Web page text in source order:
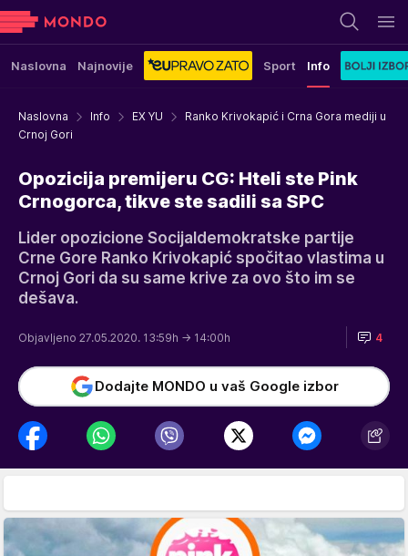
Naslovna Najnovije Sport Info
Naslovna Info EX YU
Ranko Krivokapić i Crna Gora mediji u
Crnoj Gori
Opozicija premijeru CG: Hteli ste Pink
Crnogorca, tikve ste sadili sa SPC
Lider opozicione Socijaldemokratske partije
Crne Gore Ranko Krivokapić spočitao vlastima u
Crnoj Gori da su same krive za ovo što im se
dešava.
Objavljeno 27.05.2020. 13:59h → 14:00h 4
Dodajte MONDO u vaš Google izbor